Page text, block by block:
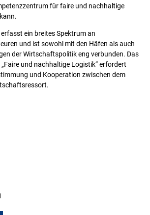
für faire und nachhaltige
ein breites Spektrum an
und ist sowohl mit den Häfen als auch
der Wirtschaftspolitik eng verbunden. Das
und nachhaltige Logistik“ erfordert
und Kooperation zwischen dem